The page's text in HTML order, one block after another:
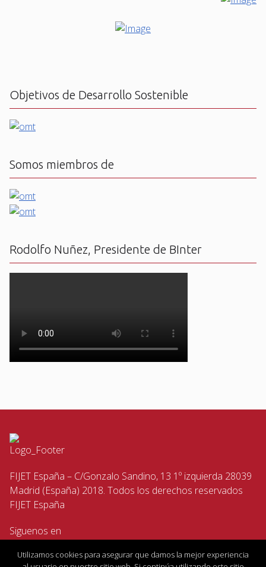
Objetivos de Desarrollo Sostenible
Somos miembros de
Rodolfo Nuñez, Presidente de BInter
FIJET España – C/Gonzalo Sandino, 13 1º izquierda 28039
Madrid (España) 2018. Todos los derechos reservados
FIJET España
Siguenos en
Utilizamos cookies para asegurar que damos la mejor experiencia